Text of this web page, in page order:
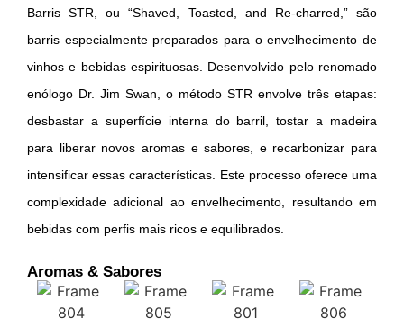
Barris STR, ou “Shaved, Toasted, and Re-charred,” são
barris especialmente preparados para o envelhecimento de
vinhos e bebidas espirituosas. Desenvolvido pelo renomado
enólogo Dr. Jim Swan, o método STR envolve três etapas:
desbastar a superfície interna do barril, tostar a madeira
para liberar novos aromas e sabores, e recarbonizar para
intensificar essas características. Este processo oferece uma
complexidade adicional ao envelhecimento, resultando em
bebidas com perfis mais ricos e equilibrados.
Aromas & Sabores